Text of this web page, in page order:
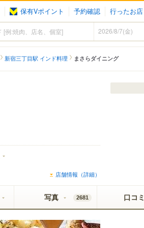
保有Vポイント 予約確認 行ったお店
新宿三丁目駅 インド料理 まさらダイニング
店舗情報（詳細）
写真 2681 口コミ